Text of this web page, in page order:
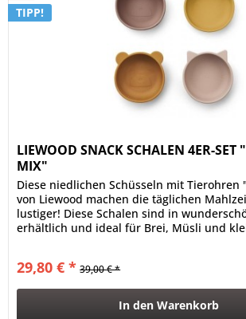
TIPP!
LIEWOOD SNACK SCHALEN 4ER-SET
MIX"
Diese niedlichen Schüsseln mit Tierohren
von Liewood machen die täglichen
lustiger! Diese Schalen sind in
erhältlich und ideal für Brei, Müsli und
29,80 € * 39,00 € *
In den Warenkorb